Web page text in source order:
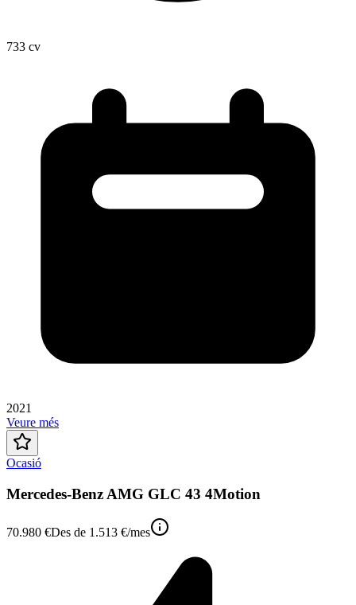
733 cv
2021
Veure més
Ocasió
Mercedes-Benz AMG GLC 43 4Motion
70.980 €Des de 1.513 €/mes